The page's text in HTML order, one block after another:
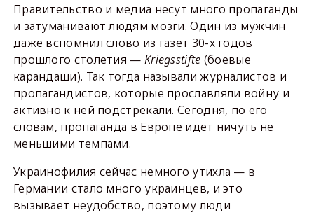
Правительство и медиа несут много пропаганды
и затуманивают людям мозги. Один из мужчин
даже вспомнил слово из газет 30-х годов
прошлого столетия — Kriegsstifte (боевые
карандаши). Так тогда называли журналистов и
пропагандистов, которые прославляли войну и
активно к ней подстрекали. Сегодня, по его
словам, пропаганда в Европе идёт ничуть не
меньшими темпами.
Украинофилия сейчас немного утихла — в
Германии стало много украинцев, и это
вызывает неудобство, поэтому люди